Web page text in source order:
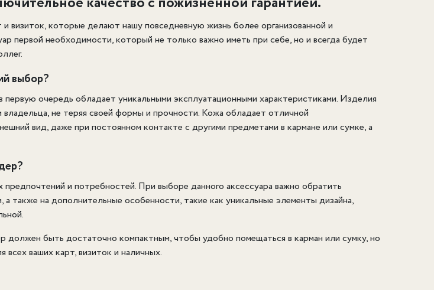
которые делают нашу повседневную жизнь более организованной и
первой необходимости, который не только важно иметь при себе, но и всегда будет
выбор?
очередь обладает уникальными эксплуатационными характеристиками. Изделия
не теряя своей формы и прочности. Кожа обладает отличной
вид, даже при постоянном контакте с другими предметами в кармане или сумке, а
и потребностей. При выборе данного аксессуара важно обратить
также на дополнительные особенности, такие как уникальные элементы дизайна,
должен быть достаточно компактным, чтобы удобно помещаться в карман или сумку, но
ваших карт, визиток и наличных.